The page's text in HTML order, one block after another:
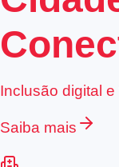
Inclusão digital
Saiba mais